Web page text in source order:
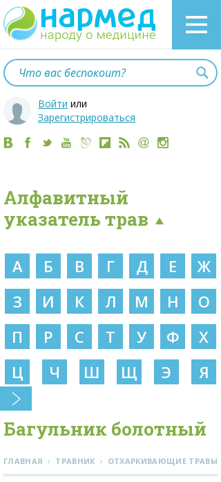
Войти или
Зарегистрироваться
Алфавитный
указатель трав
А Б В Г Д Е
Ж
З
И К Л М Н
О
П
Р С Т У Ф
Х
Ц
Ч Ш Щ Э Я
Багульник болотный
ГЛАВНАЯ › ТРАВНИК › ОТХАРКИВАЮЩИЕ ТРАВЫ